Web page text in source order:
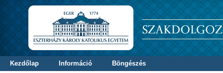
Kezdőlap Információ
Böngészés